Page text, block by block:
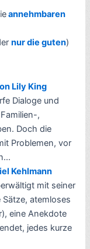
annehmbaren
nur die guten)
Lily King
Dialoge und
,
Doch die
Problemen, vor
Kehlmann
mit seiner
atemloses
eine Anekdote
jedes kurze